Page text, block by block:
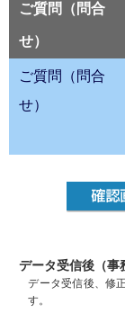
ご質問（問合
せ）
ご質問（問合
せ）
データ受信後（事
データ受信後、修
す。